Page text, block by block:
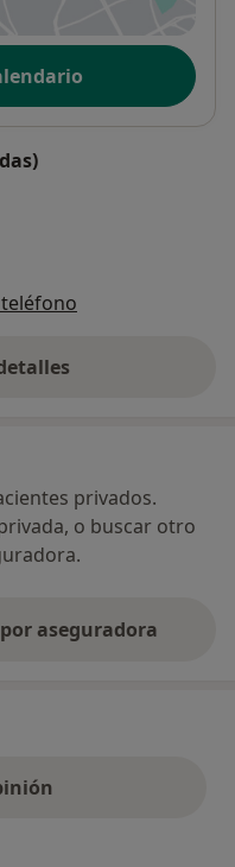
la dirección
privados.
o buscar otro
aseguradora